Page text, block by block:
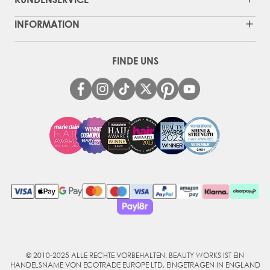
INFORMATION
FINDE UNS
© 2010-2025 ALLE RECHTE VORBEHALTEN. BEAUTY WORKS IST EIN
HANDELSNAME VON ECOTRADE EUROPE LTD, EINGETRAGEN IN ENGLAND